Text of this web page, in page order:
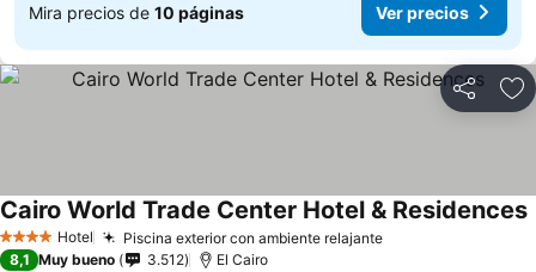
Mira precios de 10 páginas Ver precios
Compartir
4 EstrellasHotel Piscina exterior con ambiente relajante
Cairo World Trade Center Hotel & Residences
8,1 Muy bueno 3.512 El Cairo